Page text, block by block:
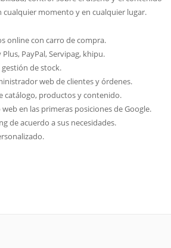
cualquier momento y en cualquier lugar.
online con carro de compra.
PayPal, Servipag, khipu.
de stock.
web de clientes y órdenes.
catálogo, productos y contenido.
en las primeras posiciones de Google.
de acuerdo a sus necesidades.